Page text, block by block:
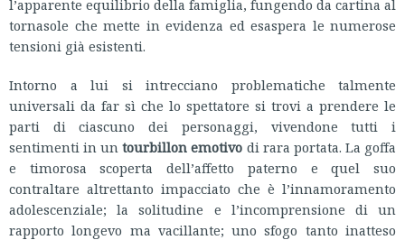
l’apparente equilibrio della famiglia, fungendo da cartina al
tornasole che mette in evidenza ed esaspera le numerose
tensioni già esistenti.
Intorno a lui si intrecciano problematiche talmente
universali da far sì che lo spettatore si trovi a prendere le
parti di ciascuno dei personaggi, vivendone tutti i
sentimenti in untourbillon emotivo di rara portata. La goffa
e timorosa scoperta dell’affetto paterno e quel suo
contraltare altrettanto impacciato che è l’innamoramento
adolescenziale; la solitudine e l’incomprensione di un
rapporto longevo ma vacillante; uno sfogo tanto inatteso